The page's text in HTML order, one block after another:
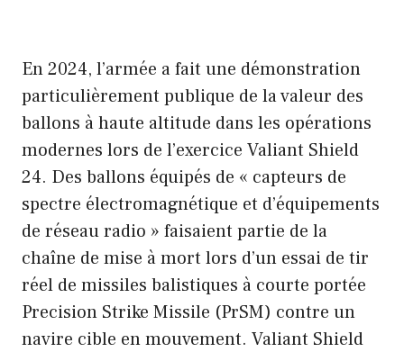
En 2024, l’armée a fait une démonstration
particulièrement publique de la valeur des
ballons à haute altitude dans les opérations
modernes lors de l’exercice Valiant Shield
24. Des ballons équipés de « capteurs de
spectre électromagnétique et d’équipements
de réseau radio » faisaient partie de la
chaîne de mise à mort lors d’un essai de tir
réel de missiles balistiques à courte portée
Precision Strike Missile (PrSM) contre un
navire cible en mouvement. Valiant Shield